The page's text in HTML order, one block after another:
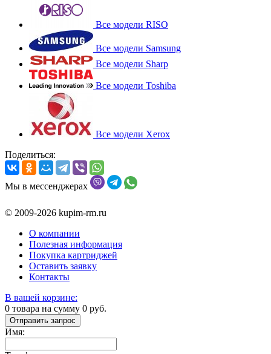
Все модели RISO
Все модели Samsung
Все модели Sharp
Все модели Toshiba
Все модели Xerox
Поделиться:
Мы в мессенджерах
© 2009-2026 kupim-rm.ru
О компании
Полезная информация
Покупка картриджей
Оставить заявку
Контакты
В вашей корзине:
0 товара на сумму 0 руб.
Отправить запрос
Имя: